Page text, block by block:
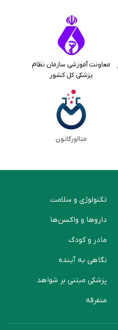
معاونت آموزشی سازمان نظام
پزشکی کل کشور
متااورگانون
تکنولوژی و سلامت
دارو‌ها و واکسن‌ها
مادر و کودک
نگاهی به آینده
پزشکی مبتنی بر شواهد
متفرقه